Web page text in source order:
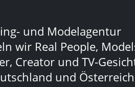
und Modelagentur
wir Real People,
Creator und TV-
und